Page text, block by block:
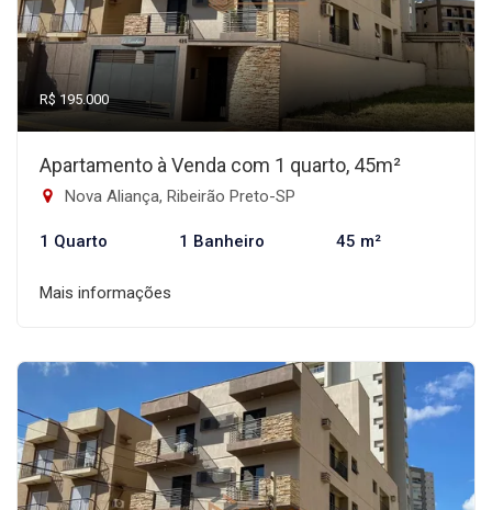
R$ 195.000
Apartamento à Venda com 1 quarto, 45m²
Nova Aliança, Ribeirão Preto-SP
1 Quarto 1 Banheiro 45 m²
Mais informações